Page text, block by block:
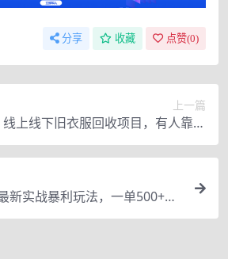
分享 收藏 点赞(0)
上一篇
线上线下旧衣服回收项目，有人靠它
年赚百万【回收渠道+教程】
新实战暴利玩法，一单500+